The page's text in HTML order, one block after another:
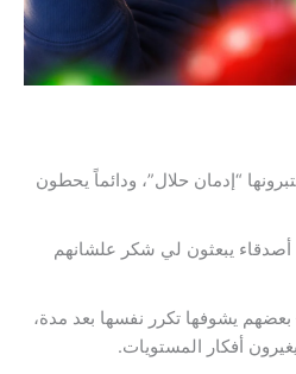
“إدمان حلال”، ودائماً يحطون
يبعثون لي شكر علشانهم
يشوفها تكرر نفسها بعد مدة،
أفكار المستويات.